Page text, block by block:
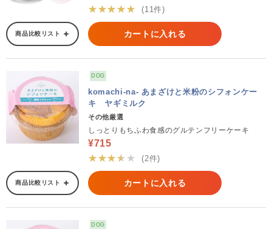
★★★★★
(11件)
商品比較リスト カートに入れる
DOG
komachi-na- あまざけと米粉のシフォンケー
キ ヤギミルク
その他厳選
しっとりもちふわ食感のグルテンフリーケーキ
¥715
★★★★★
(2件)
商品比較リスト カートに入れる
DOG